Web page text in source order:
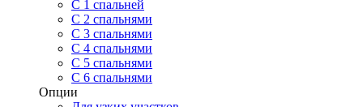
С 1 спальней
С 2 спальнями
С 3 спальнями
С 4 спальнями
С 5 спальнями
С 6 спальнями
Опции